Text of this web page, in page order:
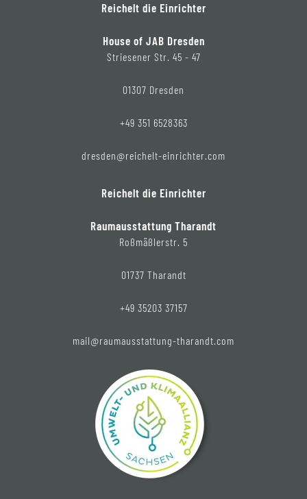
Reichelt die Einrichter
House of JAB Dresden
Striesener Str. 45 - 47
01307 Dresden
+49 351 6528363
dresden@reichelt-einrichter.com
Reichelt die Einrichter
Raumausstattung Tharandt
Roßmäßlerstr. 5
01737 Tharandt
+49 35203 37157
mail@raumausstattung-tharandt.com